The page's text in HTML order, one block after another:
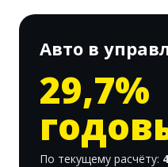
Авто в
29,7%
По текущему расчёту: